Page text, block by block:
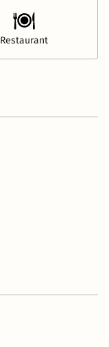
Restaurant